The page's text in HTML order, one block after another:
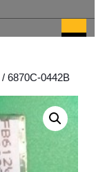
/ 6870C-0442B